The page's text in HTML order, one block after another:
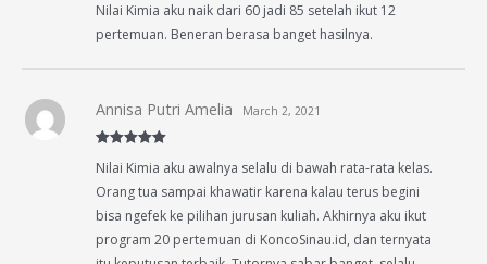
out of 5
Nilai Kimia aku naik dari 60 jadi 85 setelah ikut 12
pertemuan. Beneran berasa banget hasilnya.
of 5
Annisa Putri Amelia March 2, 2021
Nilai Kimia aku awalnya selalu di bawah rata-rata kelas.
Orang tua sampai khawatir karena kalau terus begini
bisa ngefek ke pilihan jurusan kuliah. Akhirnya aku ikut
program 20 pertemuan di KoncoSinau.id, dan ternyata